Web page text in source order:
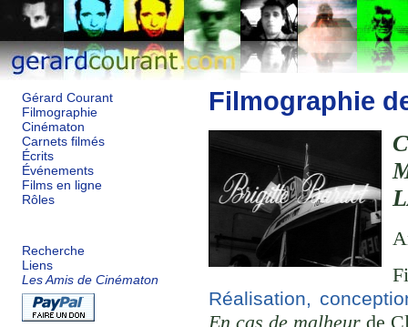
Gérard Courant
Filmographie
Cinématon
Carnets filmés
Écrits
Événements
Films en ligne
Rôles
Recherche
Liens
Les Amis de Cinématon
Filmographie
Réalisation,
En cas de malheur de